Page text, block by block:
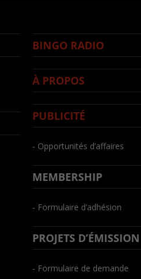
BINGO RADIO
À PROPOS
PUBLICITÉ
- Opportunités d’affaires
MEMBERSHIP
- Formulaire d’adhésion
PROJETS D’ÉMISSION
- Formulaire de demande